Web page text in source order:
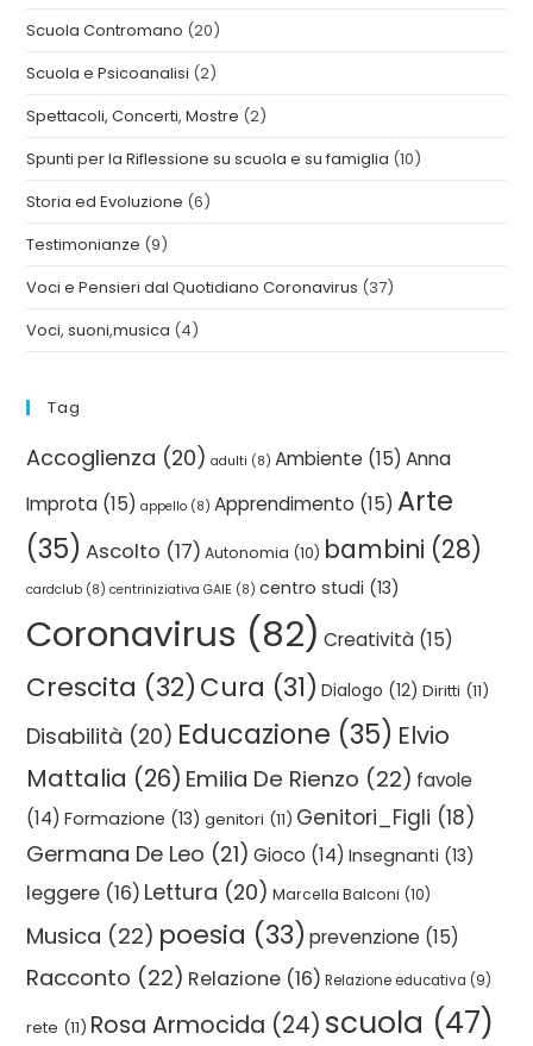
Scuola Contromano (20)
Scuola e Psicoanalisi (2)
Spettacoli, Concerti, Mostre (2)
Spunti per la Riflessione su scuola e su famiglia (10)
Storia ed Evoluzione (6)
Testimonianze (9)
Voci e Pensieri dal Quotidiano Coronavirus (37)
Voci, suoni,musica (4)
Tag
Accoglienza (20) adulti (8) Ambiente (15) Anna
Improta (15) appello (8) Apprendimento (15) Arte
(35) Ascolto (17) Autonomia (10) bambini (28)
cardclub (8) centriniziativa GAIE (8) centro studi (13)
Coronavirus (82) Creatività (15)
Crescita (32)Cura (31) Dialogo (12) Diritti (11)
Disabilità (20) Educazione (35) Elvio
Mattalia (26) Emilia De Rienzo (22) favole
(14) Formazione (13) genitori (11) Genitori_Figli (18)
Germana De Leo (21) Gioco (14) Insegnanti (13)
leggere (16) Lettura (20) Marcella Balconi (10)
Musica (22) poesia (33) prevenzione (15)
Racconto (22) Relazione (16) Relazione educativa (9)
rete (11) Rosa Armocida (24) scuola (47)